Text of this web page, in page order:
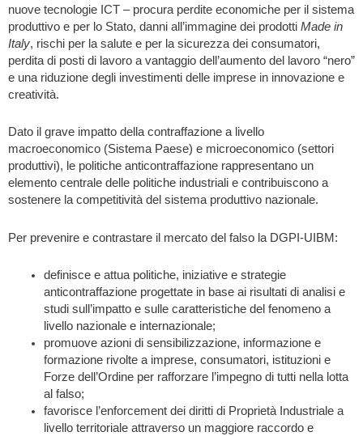
nuove tecnologie ICT – procura perdite economiche per il sistema
produttivo e per lo Stato, danni all’immagine dei prodotti Made in
Italy, rischi per la salute e per la sicurezza dei consumatori,
perdita di posti di lavoro a vantaggio dell’aumento del lavoro “nero”
e una riduzione degli investimenti delle imprese in innovazione e
creatività.
Dato il grave impatto della contraffazione a livello
macroeconomico (Sistema Paese) e microeconomico (settori
produttivi), le politiche anticontraffazione rappresentano un
elemento centrale delle politiche industriali e contribuiscono a
sostenere la competitività del sistema produttivo nazionale.
Per prevenire e contrastare il mercato del falso la DGPI-UIBM:
definisce e attua politiche, iniziative e strategie
anticontraffazione progettate in base ai risultati di analisi e
studi sull’impatto e sulle caratteristiche del fenomeno a
livello nazionale e internazionale;
promuove azioni di sensibilizzazione, informazione e
formazione rivolte a imprese, consumatori, istituzioni e
Forze dell’Ordine per rafforzare l’impegno di tutti nella lotta
al falso;
favorisce l’enforcement dei diritti di Proprietà Industriale a
livello territoriale attraverso un maggiore raccordo e